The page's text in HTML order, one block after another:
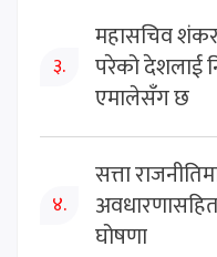
३.
महासचिव
परेको देशलाई
एमालेसँग छ
४.
सत्ता
अवधारणासहित
घोषणा